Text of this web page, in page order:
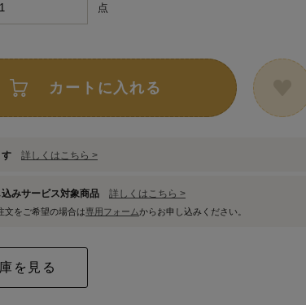
点
カートに入れる
す 詳しくはこちら >
込みサービス対象商品 詳しくはこちら >
文をご希望の場合は専用フォームからお申し込みください。